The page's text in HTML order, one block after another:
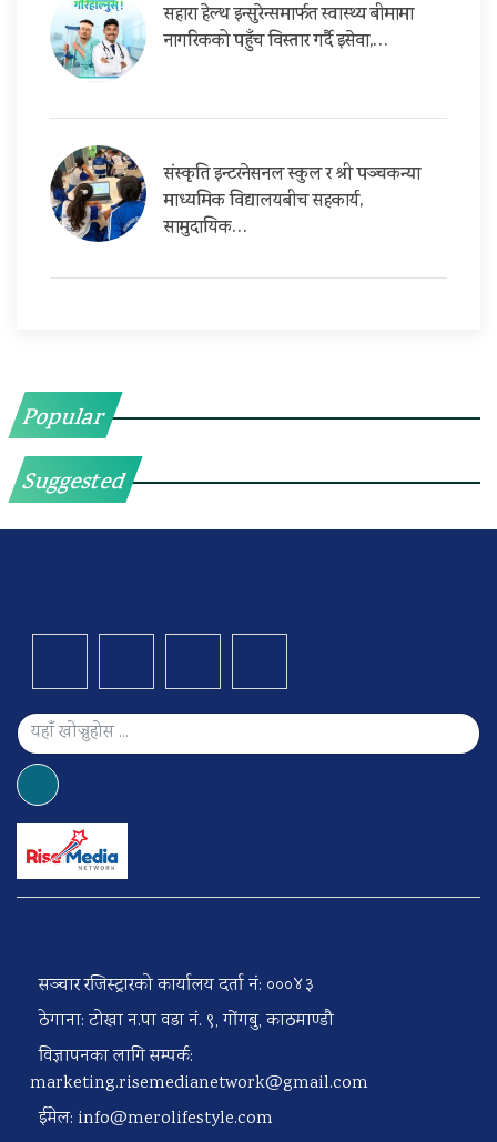
सहारा हेल्थ इन्सुरेन्समार्फत स्वास्थ्य बीमामा
नागरिकको पहुँच विस्तार गर्दै इसेवा,…
संस्कृति इन्टरनेसनल स्कुल र श्री पञ्चकन्या
माध्यमिक विद्यालयबीच सहकार्य,
सामुदायिक…
Popular
Suggested
सञ्चार रजिस्ट्रारको कार्यालय दर्ता नं: ०००४३
ठेगाना: टोखा न.पा वडा नं. ९, गोंगबु, काठमाण्डौ
विज्ञापनका लागि सम्पर्क:
marketing.risemedianetwork@gmail.com
ईमेल: info@merolifestyle.com